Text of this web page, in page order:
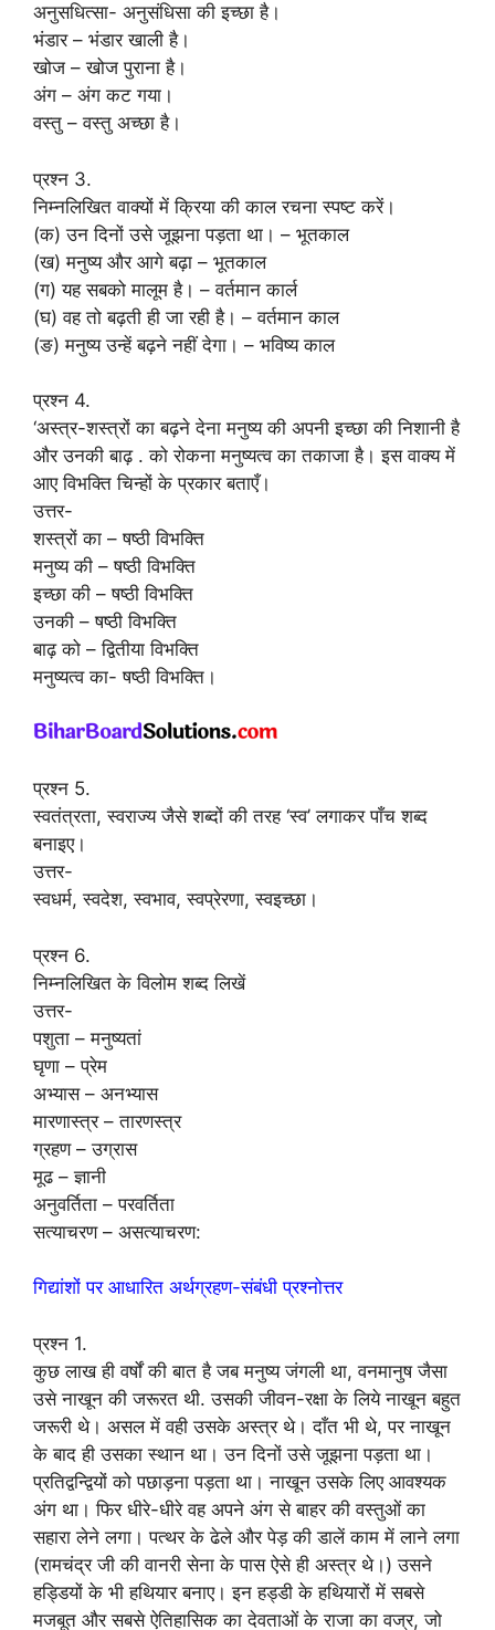
अनुसधित्सा- अनुसंधिसा की इच्छा है।
भंडार – भंडार खाली है।
खोज – खोज पुराना है।
अंग – अंग कट गया।
वस्तु – वस्तु अच्छा है।
प्रश्न 3.
निम्नलिखित वाक्यों में क्रिया की काल रचना स्पष्ट करें।
(क) उन दिनों उसे जूझना पड़ता था। – भूतकाल
(ख) मनुष्य और आगे बढ़ा – भूतकाल
(ग) यह सबको मालूम है। – वर्तमान कार्ल
(घ) वह तो बढ़ती ही जा रही है। – वर्तमान काल
(ङ) मनुष्य उन्हें बढ़ने नहीं देगा। – भविष्य काल
प्रश्न 4.
‘अस्त्र-शस्त्रों का बढ़ने देना मनुष्य की अपनी इच्छा की निशानी है
और उनकी बाढ़ . को रोकना मनुष्यत्व का तकाजा है। इस वाक्य में
आए विभक्ति चिन्हों के प्रकार बताएँ।
उत्तर-
शस्त्रों का – षष्ठी विभक्ति
मनुष्य की – षष्ठी विभक्ति
इच्छा की – षष्ठी विभक्ति
उनकी – षष्ठी विभक्ति
बाढ़ को – द्वितीया विभक्ति
मनुष्यत्व का- षष्ठी विभक्ति।
प्रश्न 5.
स्वतंत्रता, स्वराज्य जैसे शब्दों की तरह ‘स्व’ लगाकर पाँच शब्द
बनाइए।
उत्तर-
स्वधर्म, स्वदेश, स्वभाव, स्वप्रेरणा, स्वइच्छा।
प्रश्न 6.
निम्नलिखित के विलोम शब्द लिखें
उत्तर-
पशुता – मनुष्यतां
घृणा – प्रेम
अभ्यास – अनभ्यास
मारणास्त्र – तारणस्त्र
ग्रहण – उग्रास
मूढ – ज्ञानी
अनुवर्तिता – परवर्तिता
सत्याचरण – असत्याचरण:
गिद्यांशों पर आधारित अर्थग्रहण-संबंधी प्रश्नोत्तर
प्रश्न 1.
कुछ लाख ही वर्षों की बात है जब मनुष्य जंगली था, वनमानुष जैसा
उसे नाखून की जरूरत थी. उसकी जीवन-रक्षा के लिये नाखून बहुत
जरूरी थे। असल में वही उसके अस्त्र थे। दाँत भी थे, पर नाखून
के बाद ही उसका स्थान था। उन दिनों उसे जूझना पड़ता था।
प्रतिद्वन्द्वियों को पछाड़ना पड़ता था। नाखून उसके लिए आवश्यक
अंग था। फिर धीरे-धीरे वह अपने अंग से बाहर की वस्तुओं का
सहारा लेने लगा। पत्थर के ढेले और पेड़ की डालें काम में लाने लगा
(रामचंद्र जी की वानरी सेना के पास ऐसे ही अस्त्र थे।) उसने
हड्डियों के भी हथियार बनाए। इन हड्डी के हथियारों में सबसे
मजबूत और सबसे ऐतिहासिक का देवताओं के राजा का वज्र, जो